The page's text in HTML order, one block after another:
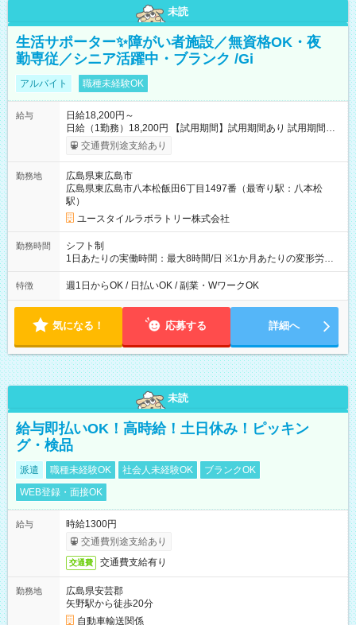
未読
生活サポーター✨障がい者施設／無資格OK・夜
勤専従／シニア活躍中・ブランク /Gi
アルバイト 職種未経験OK
給与
日給18,200円～
日給（1勤務）18,200円 【試用期間】試用期間あり 試用期間の
長さ：3ヶ月 雇用形態、給与は本採用時と同じです。
交通費別途支給あり
勤務地
広島県東広島市
広島県東広島市八本松飯田6丁目1497番（最寄り駅：八本松
駅）
ユースタイルラボラトリー株式会社
勤務時間
シフト制
1日あたりの実働時間：最大8時間/日 ※1か月あたりの変形労働
制（週平均40時間以内） 夜勤：17:00-翌09:00（休憩2時間）
特徴 週1日からOK / 日払いOK / 副業・WワークOK
気になる！ 応募する 詳細へ
未読
給与即払いOK！高時給！土日休み！ピッキン
グ・検品
派遣 職種未経験OK 社会人未経験OK
ブランクOK
WEB登録・面接OK
給与
時給1300円
交通費別途支給あり
交通費 交通費支給有り
勤務地
広島県安芸郡
矢野駅から徒歩20分
自動車輸送関係